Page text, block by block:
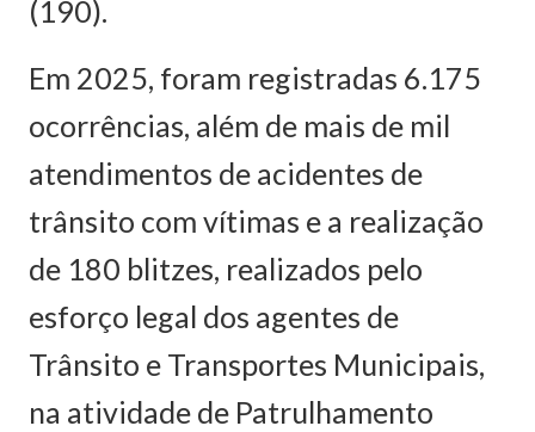
(190).
Em 2025, foram registradas 6.175
ocorrências, além de mais de mil
atendimentos de acidentes de
trânsito com vítimas e a realização
de 180 blitzes, realizados pelo
esforço legal dos agentes de
Trânsito e Transportes Municipais,
na atividade de Patrulhamento